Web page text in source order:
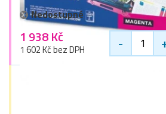
Nedostupné
1 938 Kč
1 602 Kč bez DPH -